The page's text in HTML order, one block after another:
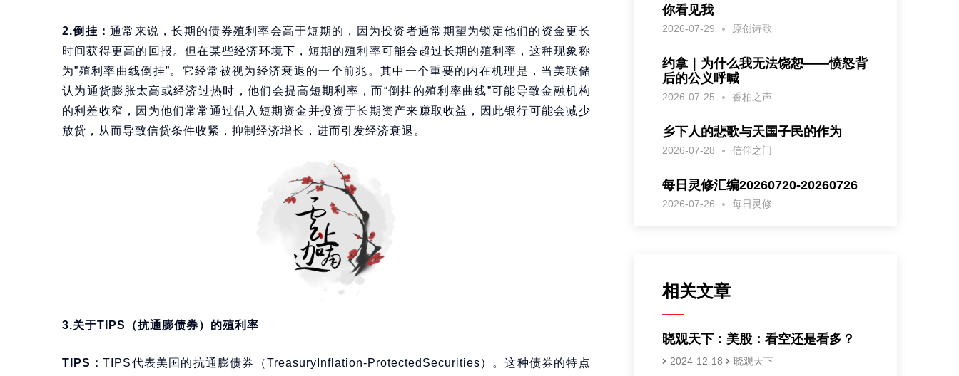
2.倒挂：通常来说，长期的债券殖利率会高于短期的，因为投资者通常期望为锁定他们的资金更长
时间获得更高的回报。但在某些经济环境下，短期的殖利率可能会超过长期的殖利率，这种现象称
为”殖利率曲线倒挂”。它经常被视为经济衰退的一个前兆。其中一个重要的内在机理是，当美联储
认为通货膨胀太高或经济过热时，他们会提高短期利率，而“倒挂的殖利率曲线”可能导致金融机构
的利差收窄，因为他们常常通过借入短期资金并投资于长期资产来赚取收益，因此银行可能会减少
放贷，从而导致信贷条件收紧，抑制经济增长，进而引发经济衰退。
3.关于TIPS（抗通膨债券）的殖利率
TIPS：TIPS代表美国的抗通膨债券（TreasuryInflation-ProtectedSecurities）。这种债券的特点
你看见我
2026-07-29 原创诗歌
约拿｜为什么我无法饶恕——愤怒背
后的公义呼喊
2026-07-25 香柏之声
乡下人的悲歌与天国子民的作为
2026-07-28 信仰之门
每日灵修汇编20260720-20260726
2026-07-26 每日灵修
相关文章
晓观天下：美股：看空还是看多？
2024-12-18 晓观天下